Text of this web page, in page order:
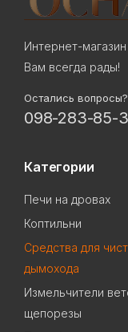
Интернет-
Вам всегда рады!
Остались
098-283-85-
Категории
Печи на дровах
Коптильни
Cредства для
дымохода
Измельчители
щепорезы